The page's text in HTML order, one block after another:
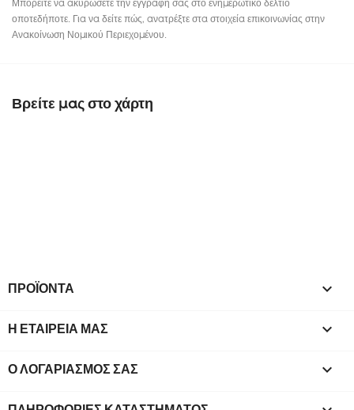
οποτεδήποτε. Για να δείτε πώς, ανατρέξτε στα στοιχεία επικοινωνίας στην
Ανακοίνωση Νομικού Περιεχομένου.
Βρείτε μας στο χάρτη
ΠΡΟΪΌΝΤΑ 
Η ΕΤΑΙΡΕΊΑ ΜΑΣ 
Ο ΛΟΓΑΡΙΑΣΜΌΣ ΣΑΣ 